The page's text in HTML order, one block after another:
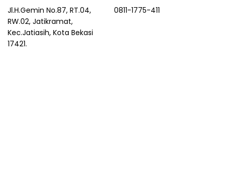
Jl.H.Gemin No.87, RT.04,
RW.02, Jatikramat,
Kec.Jatiasih, Kota Bekasi
17421.
0811-1775-411